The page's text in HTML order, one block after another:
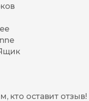
кто оставит отзыв!